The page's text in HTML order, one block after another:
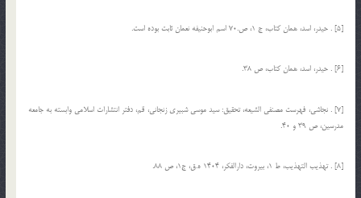
[5] . حیدر، اسد، همان كتاب، ج 1، ص.70 اسم ابوحنیفه نعمان ثابت بوده است.
[6] . حیدر، اسد، همان كتاب، ص 38.
[7] . نجاشی، فهرست مصنفی الشیعه، تحقیق: سید موسی شبیری زنجانی، قم، دفتر انتشارات اسلامی وابسته به جامعه
مدرسین، ص 39 و 40.
[8] . تهذیب التهذیب، ط 1، بیروت، دارالفكر، 1404 ه.ق، ج‏1، ص 88.